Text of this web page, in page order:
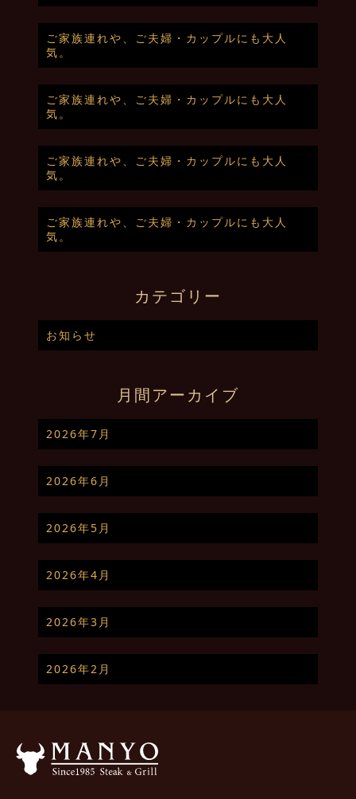
ご家族連れや、ご夫婦・カップルにも大人
気。
ご家族連れや、ご夫婦・カップルにも大人
気。
ご家族連れや、ご夫婦・カップルにも大人
気。
ご家族連れや、ご夫婦・カップルにも大人
気。
カテゴリー
お知らせ
月間アーカイブ
2026年7月
2026年6月
2026年5月
2026年4月
2026年3月
2026年2月